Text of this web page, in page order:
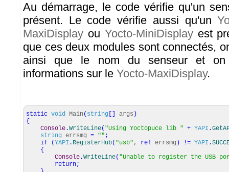
Au démarrage, le code vérifie qu'un
présent. Le code vérifie aussi qu'un
MaxiDisplay ou Yocto-MiniDisplayest
que ces deux modules sont connectés,
ainsi que le nom du senseur et on
informations sur le Yocto-MaxiDisplay.
static void Main ( string args )
{
Console .WriteLine( "Using Yoctopuce lib " + YAPI .
string errsmg = "" ;
if
(YAPI . RegisterHub( "usb" , ref errsmg ) != YAPI .
{
Console .WriteLine( "Unable to register the USB
return;